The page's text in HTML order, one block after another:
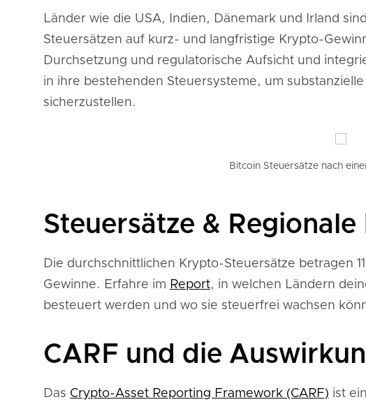
Länder wie die USA, Indien, Dänemark und Irland
Steuersätzen auf kurz- und langfristige Krypto-
Durchsetzung und regulatorische Aufsicht und
in ihre bestehenden Steuersysteme, um
sicherzustellen.
Bitcoin Steuersätze nach
Steuersätze & Regionale
Die durchschnittlichen Krypto-Steuersätze betragen
Gewinne. Erfahre im Report, in welchen Ländern
besteuert werden und wo sie steuerfrei wachsen
CARF und die
Das Crypto-Asset Reporting Framework (CARF) ist